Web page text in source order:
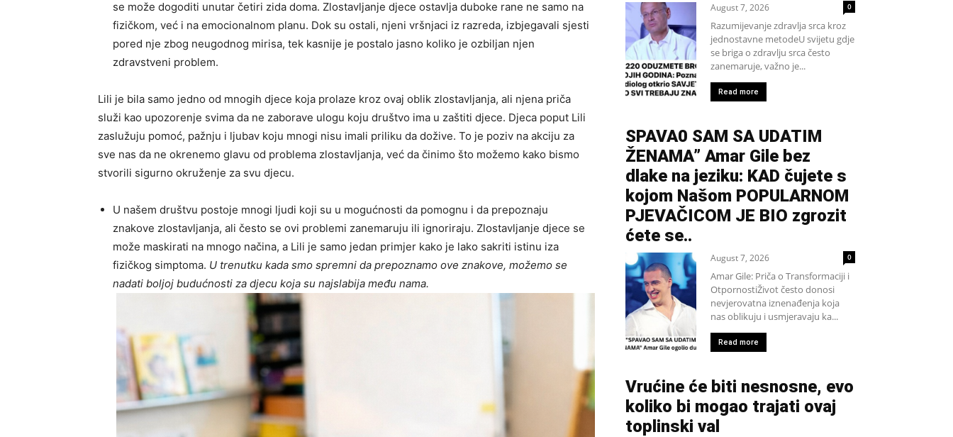
se može dogoditi unutar četiri zida doma. Zlostavljanje djece ostavlja duboke rane ne samo na
fizičkom, već i na emocionalnom planu. Dok su ostali, njeni vršnjaci iz razreda, izbjegavali sjesti
pored nje zbog neugodnog mirisa, tek kasnije je postalo jasno koliko je ozbiljan njen
zdravstveni problem.
Lili je bila samo jedno od mnogih djece koja prolaze kroz ovaj oblik zlostavljanja, ali njena priča
služi kao upozorenje svima da ne zaborave ulogu koju društvo ima u zaštiti djece. Djeca poput Lili
zaslužuju pomoć, pažnju i ljubav koju mnogi nisu imali priliku da dožive. To je poziv na akciju za
sve nas da ne okrenemo glavu od problema zlostavljanja, već da činimo što možemo kako bismo
stvorili sigurno okruženje za svu djecu.
U našem društvu postoje mnogi ljudi koji su u mogućnosti da pomognu i da prepoznaju
znakove zlostavljanja, ali često se ovi problemi zanemaruju ili ignoriraju. Zlostavljanje djece se
može maskirati na mnogo načina, a Lili je samo jedan primjer kako je lako sakriti istinu iza
fizičkog simptoma. U trenutku kada smo spremni da prepoznamo ove znakove, možemo se
nadati boljoj budućnosti za djecu koja su najslabija među nama.
August 7, 2026 0
Razumijevanje zdravlja srca kroz
jednostavne metodeU svijetu gdje
se briga o zdravlju srca često
zanemaruje, važno je...
Read more
SPAVA0 SAM SA UDATIM
ŽENAMA” Amar Gile bez
dlake na jeziku: KAD čujete s
kojom Našom POPULARNOM
PJEVAČICOM JE BIO zgrozit
ćete se..
August 7, 2026 0
Amar Gile: Priča o Transformaciji i
OtpornostiŽivot često donosi
nevjerovatna iznenađenja koja
nas oblikuju i usmjeravaju ka...
Read more
Vrućine će biti nesnosne, evo
koliko bi mogao trajati ovaj
toplinski val